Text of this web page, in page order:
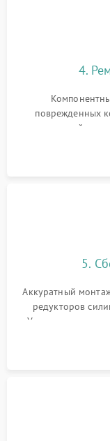
4.
поврежденных
двигателей,
лидара или помпы
5.
Аккуратный
редукторов
Установка новых
микрофибры,